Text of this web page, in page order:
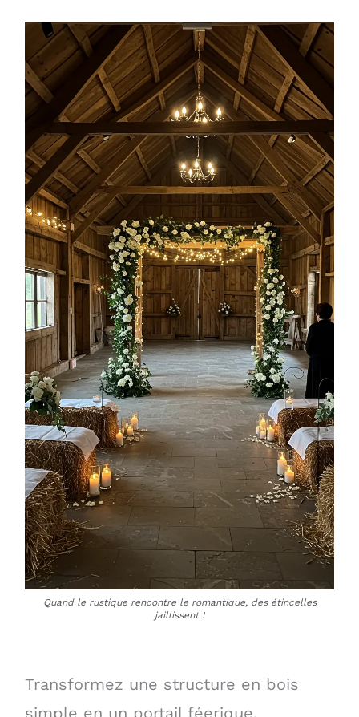
Quand le rustique rencontre le romantique, des étincelles
jaillissent !
Transformez une structure en bois